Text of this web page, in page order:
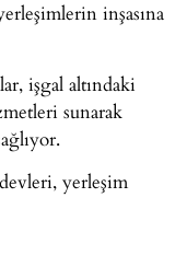
inşasına
işgal altındaki
sunarak
yerleşim